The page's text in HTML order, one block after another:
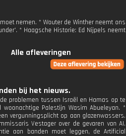
nemen. * Wouter de Winther neemt ons
* Haagsche Historie: Ed Nijpels neemt
Alle afleveringen
bij het nieuws.
problemen tussen Israël en Hamas op te
Palestijn Wasim Abueleyan. *
vergunningsplicht op aan glazenwassers.
Vestager over de gevaren van AI.
aan banden moet leggen, de Artificial